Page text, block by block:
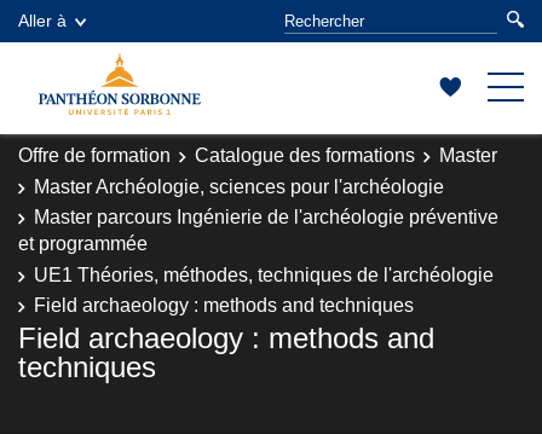
Aller à
Offre de formation Catalogue des formations
Master
Master Archéologie, sciences pour l'archéologie
Master parcours Ingénierie de l'archéologie préventive
et programmée
UE1 Théories, méthodes, techniques de l'archéologie
Field archaeology : methods and techniques
Field archaeology : methods and
techniques